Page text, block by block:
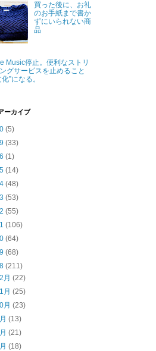
買った後に、お礼
のお手紙まで書か
ずにいられない商
品
Music停止。便利なストリ
グサービスを止めること
”になる。
ーカイブ
(5)
(33)
(1)
(14)
(48)
(53)
(55)
(106)
(64)
(68)
(211)
月(22)
月(25)
月(23)
(13)
(21)
(18)